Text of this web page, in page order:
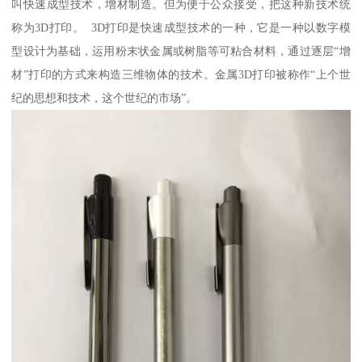
叫快速成型技术，增材制造。但为便于公众接受，把这种新技术统
称为3D打印。 3D打印是快速成型技术的一种，它是一种以数字模
型设计为基础，运用粉末状金属或树脂等可粘合材料，通过逐层“增
材”打印的方式来构造三维物体的技术。金属3D打印被称作“上个世
纪的思想和技术，这个世纪的市场”。